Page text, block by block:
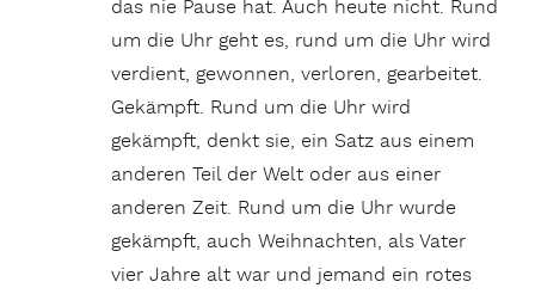
das nie Pause hat. Auch heute nicht. Rund
um die Uhr geht es, rund um die Uhr wird
verdient, gewonnen, verloren, gearbeitet.
Gekämpft. Rund um die Uhr wird
gekämpft, denkt sie, ein Satz aus einem
anderen Teil der Welt oder aus einer
anderen Zeit. Rund um die Uhr wurde
gekämpft, auch Weihnachten, als Vater
vier Jahre alt war und jemand ein rotes